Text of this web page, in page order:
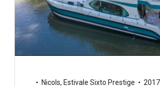
Nicols, Estivale Sixto Prestige
2017